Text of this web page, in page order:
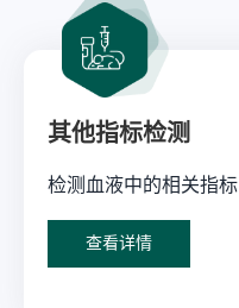
其他指标检测
检测血液中的相关指标
查看详情